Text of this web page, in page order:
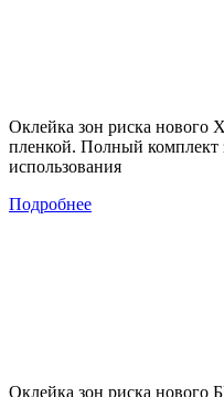
Оклейка зон риска нового
пленкой. Полный комплект
использования
Подробнее
Оклейка зон риска нового